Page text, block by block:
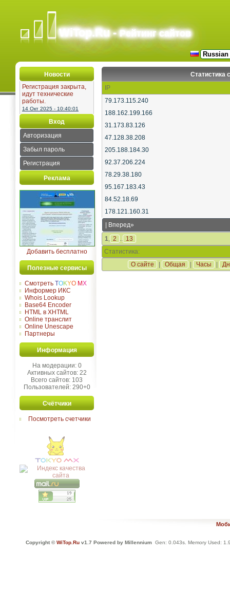
WiTop.Ru -Рейтинг сайтов
Новости
Регистрация закрыта,
идут технические
работы.
14 Окт 2025 - 10:40:01
Вход
Авторизация
Забыл пароль
Регистрация
Реклама
Добавить бесплатно
Полезные сервисы
Смотреть TOKYO MX
Информер ИКС
Whois Lookup
Base64 Encoder
HTML в XHTML
Online транслит
Online Unescape
Партнеры
Информация
На модерации: 0
Активных сайтов: 22
Всего сайтов: 103
Пользователей: 290+0
Счётчики
Посмотреть счетчики
Статистика
IP
79.173.115.240
188.162.199.166
31.173.83.126
47.128.38.208
205.188.184.30
92.37.206.224
78.29.38.180
95.167.183.43
84.52.18.69
178.121.160.31
Вперед»
1, 2 .. 13
Статистика:
О сайте
Общая Часы
Copyright ©WiTop.Ru v1.7 Powered by Millennium Gen: 0.043s. Memory Used: